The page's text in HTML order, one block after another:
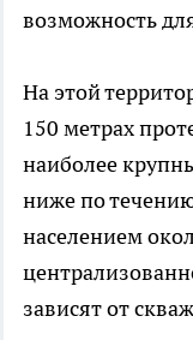
возможность
На этой
150 метрах
наиболее
ниже по
населением
зависят от